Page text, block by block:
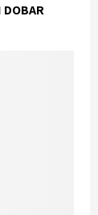
DOBAR